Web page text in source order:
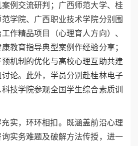
例交流研判；广西师范大学、桂
学院、广西职业技术学院分别围
作精品项目（心理育人方向）、
教育指导典型案例作经验分享；
机制的优化与高校心理互助共建
论。此外，学员分别赴桂林电子
技学院参观全国学生综合素质训
实，环环相扣。既涵盖前沿心理
实务难题及破解方法传授，进一